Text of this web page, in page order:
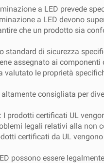
a LED prevede
a LED devono
che un prodotto sia
standard di sicurezza
assegnato ai
valutato le proprietà
consigliata per
: I prodotti certificati UL
legali relativi alla non
certificati da UL
possono essere